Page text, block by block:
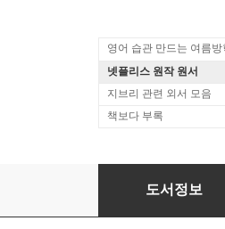
영어 습관 만드는 여름방
넷플리스 원작 원서
지브리 관련 외서 모음
책보다 부록
The Future
도서정보